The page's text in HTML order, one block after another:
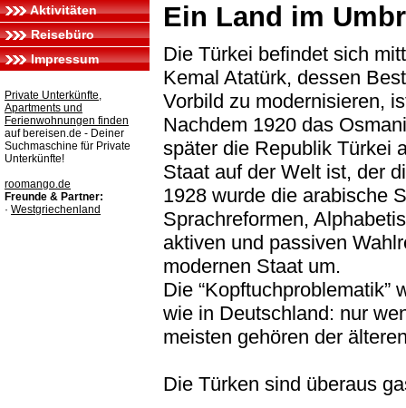
Aktivitäten
Reisebüro
Impressum
Private Unterkünfte,
Apartments und
Ferienwohnungen finden
auf bereisen.de - Deiner
Suchmaschine für Private
Unterkünfte!
roomango.de
Freunde & Partner:
· Westgriechenland
Ein Land im
Die Türkei befindet sich
Kemal Atatürk, dessen
Vorbild zu modernisieren,
Nachdem 1920 das
später die Republik Türkei
Staat auf der Welt ist, der
1928 wurde die arabische
Sprachreformen,
aktiven und passiven
modernen Staat um.
Die “Kopftuchproblematik”
wie in Deutschland: nur
meisten gehören der
Die Türken sind überaus